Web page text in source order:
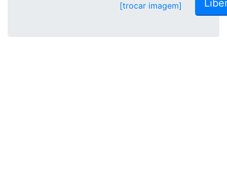
[trocar imagem]